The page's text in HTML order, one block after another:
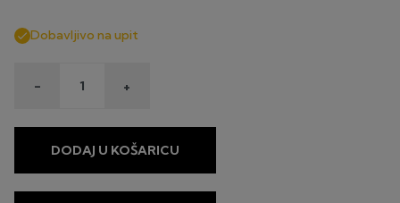
 Dobavljivo na upit
- +
DODAJ U KOŠARICU